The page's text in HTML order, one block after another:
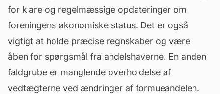
for klare og regelmæssige opdateringer om
foreningens økonomiske status. Det er også
vigtigt at holde præcise regnskaber og være
åben for spørgsmål fra andelshaverne. En anden
faldgrube er manglende overholdelse af
vedtægterne ved ændringer af formueandelen.